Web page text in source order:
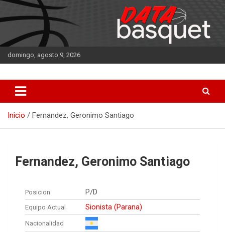
Saltar
al
contenido
domingo, agosto 9, 2026
DATA Basquet
Inicio Fernandez, Geronimo Santiago
Fernandez, Geronimo Santiago
Posicion P/D
Equipo Actual Sionista (Parana)
Nacionalidad